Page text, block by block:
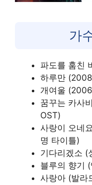
가
파도를 훔친
하루만
개여울
꿈꾸는 카사
OST)
사랑이 오네
명 타이틀)
기다리겠소 (
블루의 향기
사랑아 (발라